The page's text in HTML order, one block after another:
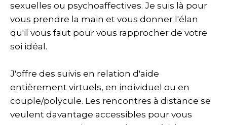
sexuelles ou psychoaffectives. Je suis là pour
vous prendre la main et vous donner l'élan
qu'il vous faut pour vous rapprocher de votre
soi idéal.
J'offre des suivis en relation d'aide
entièrement virtuels, en individuel ou en
couple/polycule. Les rencontres à distance se
veulent davantage accessibles pour vous